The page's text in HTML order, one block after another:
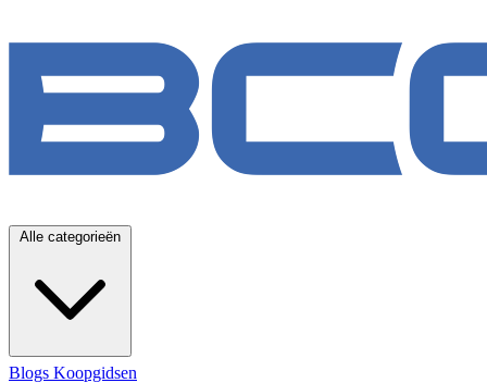
Alle categorieën
Blogs Koopgidsen